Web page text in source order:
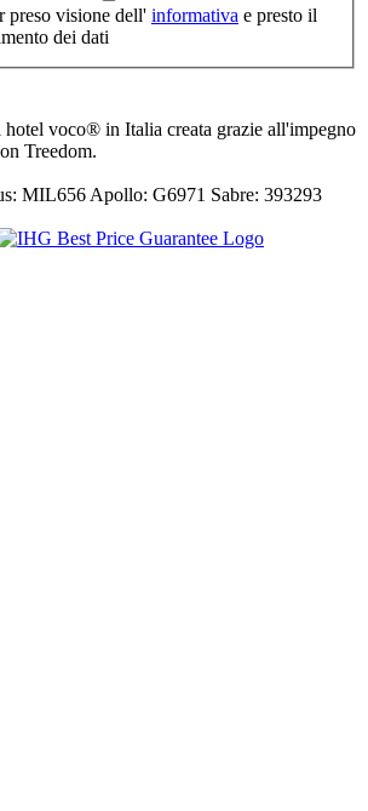
preso visione dell' informativa e presto il
dei dati
hotel voco® in Italia creata grazie all'impegno
Treedom.
MIL656 Apollo: G6971 Sabre: 393293